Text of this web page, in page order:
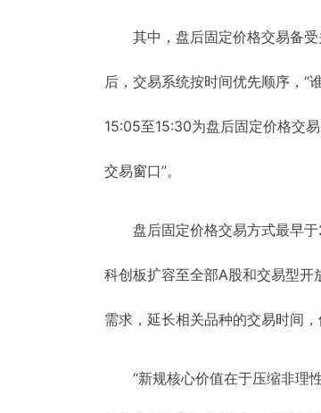
其中，盘后固定价格交易备
后，交易系统按时间优先顺序，“
15:05至15:30为盘后固定价格交
交易窗口”。
盘后固定价格交易方式最早
科创板扩容至全部A股和交易型
需求，延长相关品种的交易时间，
“新规核心价值在于压缩非理